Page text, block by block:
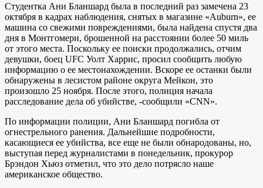
Студентка Ани Бланшард была в последний раз замечена 23
октября в кадрах наблюдения, снятых в магазине «Auburn», ее
машина со свежими повреждениями, была найдена спустя два
дня в Монтгомери, брошенной на расстоянии более 50 миль
от этого места. Поскольку ее поиски продолжались, отчим
девушки, боец ​​UFC Уолт Харрис, просил сообщить любую
информацию о ее местонахождении. Вскоре ее останки были
обнаружены в лесистом районе округа Мейкон, это
произошло 25 ноября. После этого, полиция начала
расследование дела об убийстве, -сообщили «CNN».
По информации полиции, Ани Бланшард погибла от
огнестрельного ранения. Дальнейшие подробности,
касающиеся ее убийства, все еще не были обнародованы, но,
выступая перед журналистами в понедельник, прокурор
Брэндон Хьюз отметил, что это дело потрясло наше
американское общество.